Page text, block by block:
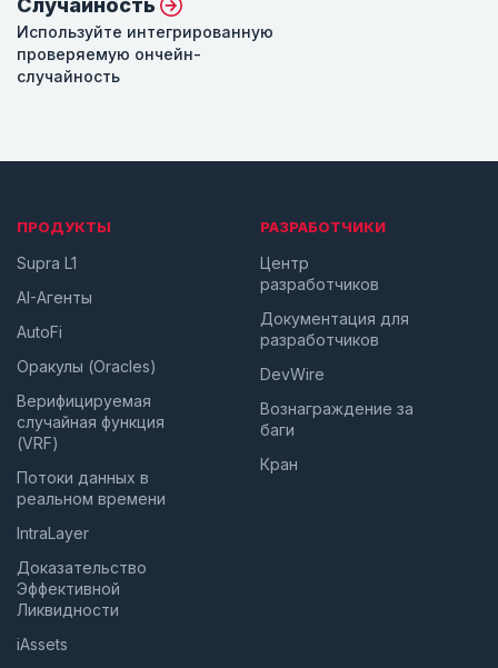
Случайность
Используйте интегрированную
проверяемую ончейн-
случайность
ПРОДУКТЫ
Supra L1
AI-Агенты
AutoFi
Оракулы (Oracles)
Верифицируемая
случайная функция
(VRF)
Потоки данных в
реальном времени
IntraLayer
Доказательство
Эффективной
Ликвидности
iAssets
РАЗРАБОТЧИКИ
Центр
разработчиков
Документация для
разработчиков
DevWire
Вознаграждение за
баги
Кран